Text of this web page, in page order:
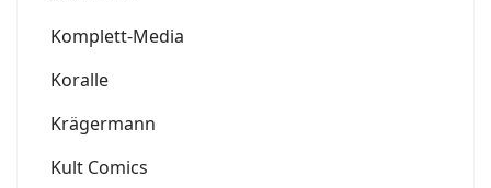
Komplett-Media
Koralle
Krägermann
Kult Comics